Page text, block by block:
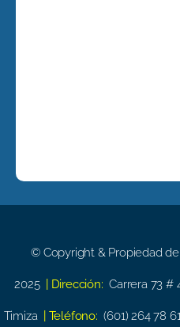
© Copyright & Propiedad
2025 | Dirección: Carrera 73 #
Timiza | Teléfono: (601) 264 78